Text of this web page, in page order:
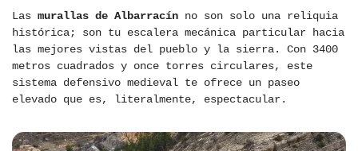
Las murallas de Albarracín no son solo una reliquia
histórica; son tu escalera mecánica particular hacia
las mejores vistas del pueblo y la sierra. Con 3400
metros cuadrados y once torres circulares, este
sistema defensivo medieval te ofrece un paseo
elevado que es, literalmente, espectacular.